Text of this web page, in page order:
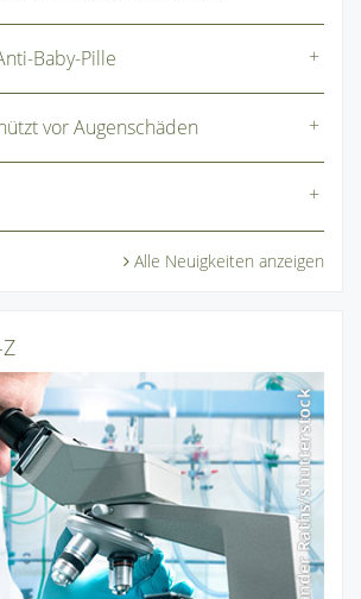
Baby-Pille
vor Augenschäden
Alle Neuigkeiten anzeigen